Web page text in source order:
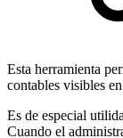
Esta herramienta
contables visibles
Es de especial
Cuando el